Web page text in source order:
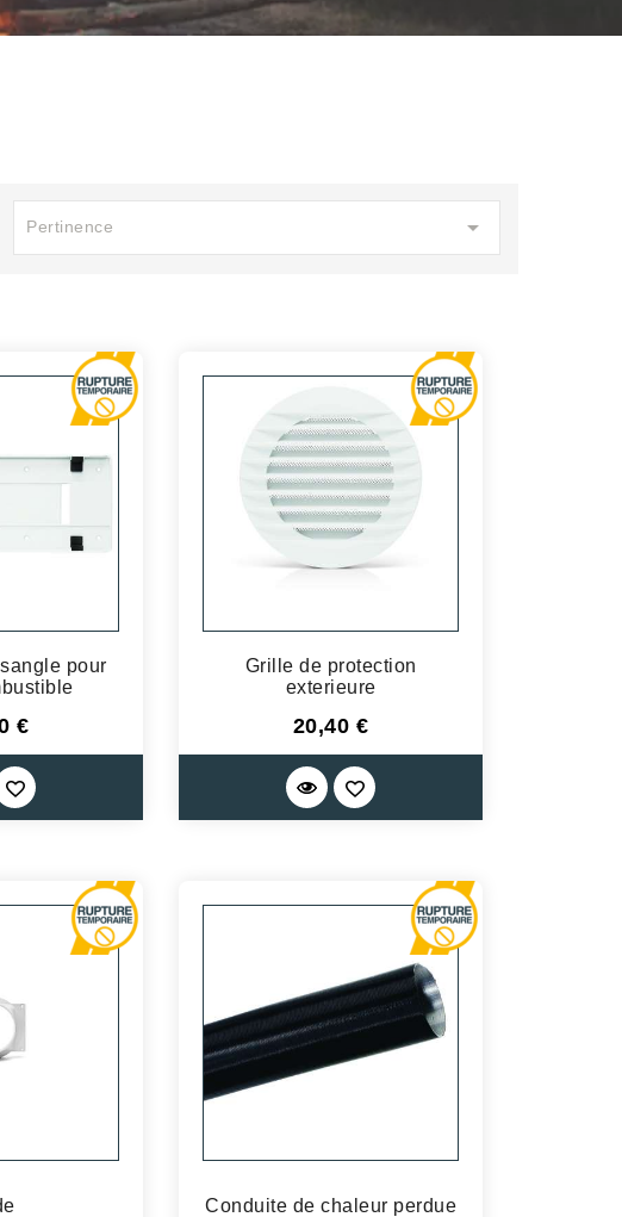
Pertinence 
pour
€
Grille de protection
exterieure
Prix
20,40 €
Conduite de chaleur perdue